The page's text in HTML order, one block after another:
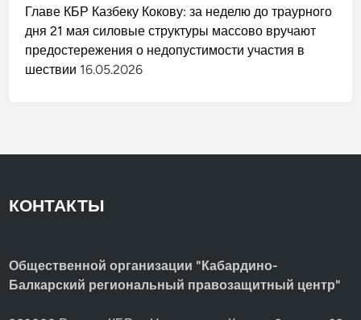
Главе КБР Казбеку Кокову: за неделю до траурного
дня 21 мая силовые структуры массово вручают
предостережения о недопустимости участия в
шествии 16.05.2026
КОНТАКТЫ
Общественной организации "Кабардино-
Балкарский региональный правозащитный центр"